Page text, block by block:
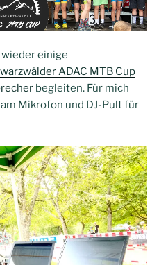
einige
ADAC MTB Cup
begleiten. Für mich
Mikrofon und DJ-Pult für